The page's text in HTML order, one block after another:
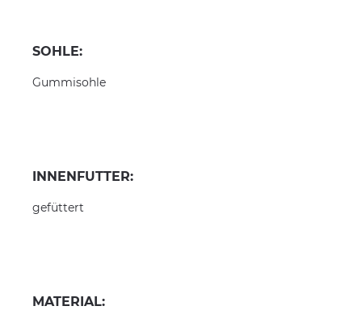
SOHLE:
Gummisohle
INNENFUTTER:
gefüttert
MATERIAL: